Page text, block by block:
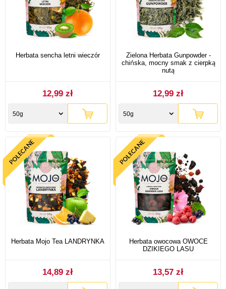
Herbata sencha letni wieczór
12,99 zł
50g
Zielona Herbata Gunpowder -
chińska, mocny smak z cierpką
nutą
12,99 zł
50g
Herbata Mojo Tea LANDRYNKA
14,89 zł
Herbata owocowa OWOCE
DZIKIEGO LASU
13,57 zł